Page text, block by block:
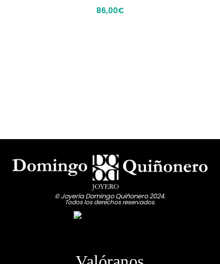
86,00€
© Joyería Domingo Quiñonero 2024.
Todos los derechos reservados.